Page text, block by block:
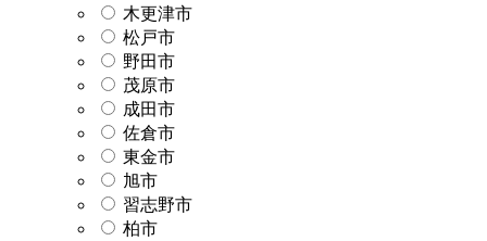
木更津市
松戸市
野田市
茂原市
成田市
佐倉市
東金市
旭市
習志野市
柏市